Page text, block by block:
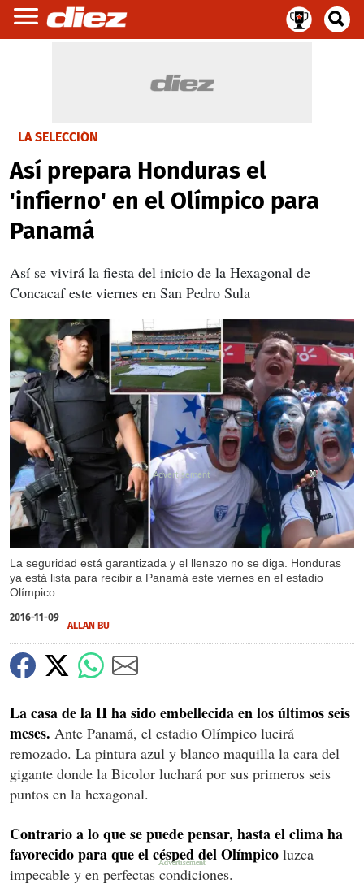
LA SELECCIÓN
Así prepara Honduras el
'infierno' en el Olímpico para
Panamá
Así se vivirá la fiesta del inicio de la Hexagonal de
Concacaf este viernes en San Pedro Sula
La seguridad está garantizada y el llenazo no se diga. Honduras
ya está lista para recibir a Panamá este viernes en el estadio
Olímpico.
X
X
X
X
X
2016-11-09
ALLAN BU
La casa de la H ha sido embellecida en los últimos seis
meses. Ante Panamá, el estadio Olímpico lucirá
remozado. La pintura azul y blanco maquilla la cara del
gigante donde la Bicolor luchará por sus primeros seis
puntos en la hexagonal.
Contrario a lo que se puede pensar, hasta el clima ha
favorecido para que el césped del Olímpico luzca
impecable y en perfectas condiciones.